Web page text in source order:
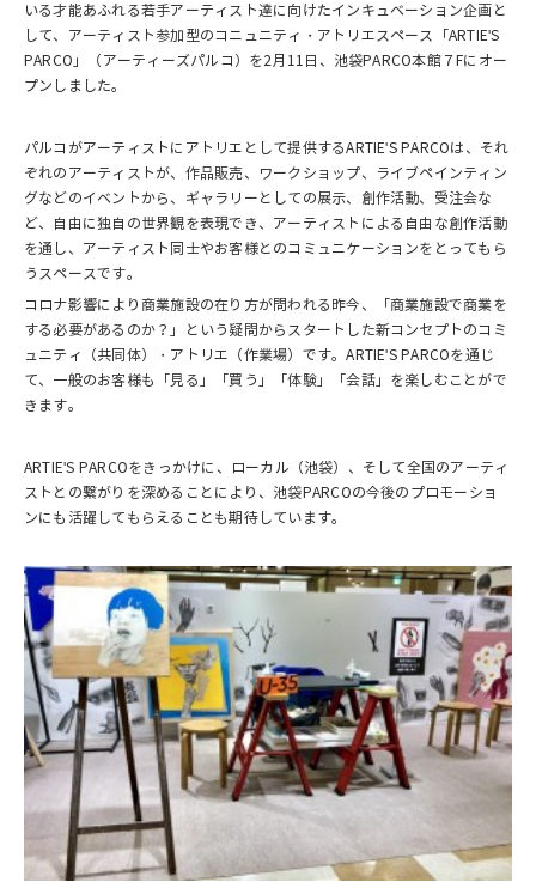
いる才能あふれる若手アーティスト達に向けたインキュベーション企画と
して、アーティスト参加型のコニュニティ・アトリエスペース「ARTIE'S
PARCO」（アーティーズパルコ）を2月11日、池袋PARCO本館７Fにオー
プンしました。
パルコがアーティストにアトリエとして提供するARTIE'S PARCOは、それ
ぞれのアーティストが、作品販売、ワークショップ、ライブペインティン
グなどのイベントから、ギャラリーとしての展示、創作活動、受注会な
ど、自由に独自の世界観を表現でき、アーティストによる自由な創作活動
を通し、アーティスト同士やお客様とのコミュニケーションをとってもら
うスペースです。
コロナ影響により商業施設の在り方が問われる昨今、「商業施設で商業を
する必要があるのか？」という疑問からスタートした新コンセプトのコミ
ュニティ（共同体）・アトリエ（作業場）です。ARTIE'S PARCOを通じ
て、一般のお客様も「見る」「買う」「体験」「会話」を楽しむことがで
きます。
ARTIE'S PARCOをきっかけに、ローカル（池袋）、そして全国のアーティ
ストとの繋がりを深めることにより、池袋PARCOの今後のプロモーショ
ンにも活躍してもらえることも期待しています。